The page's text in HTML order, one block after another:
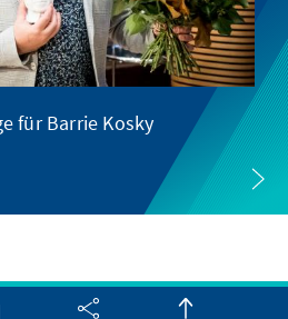
für Barrie Kosky